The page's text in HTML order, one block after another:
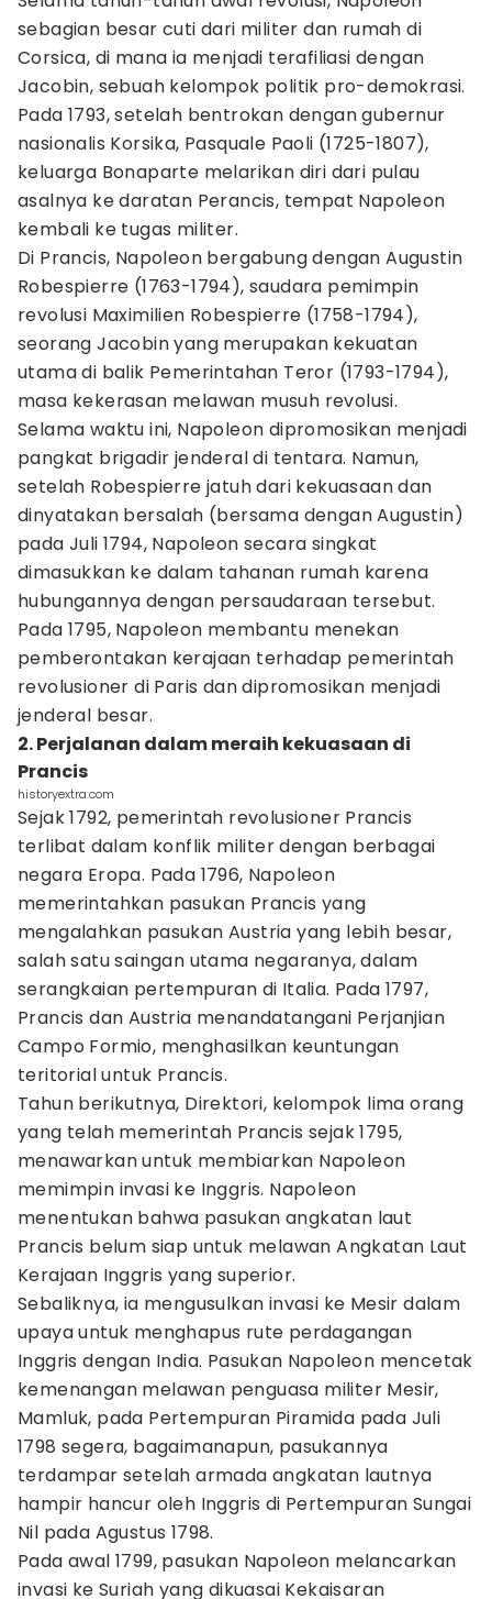
sebagian besar cuti dari militer dan rumah di
Corsica, di mana ia menjadi terafiliasi dengan
Jacobin, sebuah kelompok politik pro-demokrasi.
Pada 1793, setelah bentrokan dengan gubernur
nasionalis Korsika, Pasquale Paoli (1725-1807),
keluarga Bonaparte melarikan diri dari pulau
asalnya ke daratan Perancis, tempat Napoleon
kembali ke tugas militer.
Di Prancis, Napoleon bergabung dengan Augustin
Robespierre (1763-1794), saudara pemimpin
revolusi Maximilien Robespierre (1758-1794),
seorang Jacobin yang merupakan kekuatan
utama di balik Pemerintahan Teror (1793-1794),
masa kekerasan melawan musuh revolusi.
Selama waktu ini, Napoleon dipromosikan menjadi
pangkat brigadir jenderal di tentara. Namun,
setelah Robespierre jatuh dari kekuasaan dan
dinyatakan bersalah (bersama dengan Augustin)
pada Juli 1794, Napoleon secara singkat
dimasukkan ke dalam tahanan rumah karena
hubungannya dengan persaudaraan tersebut.
Pada 1795, Napoleon membantu menekan
pemberontakan kerajaan terhadap pemerintah
revolusioner di Paris dan dipromosikan menjadi
jenderal besar.
2. Perjalanan dalam meraih kekuasaan di
Prancis
historyextra.com
Sejak 1792, pemerintah revolusioner Prancis
terlibat dalam konflik militer dengan berbagai
negara Eropa. Pada 1796, Napoleon
memerintahkan pasukan Prancis yang
mengalahkan pasukan Austria yang lebih besar,
salah satu saingan utama negaranya, dalam
serangkaian pertempuran di Italia. Pada 1797,
Prancis dan Austria menandatangani Perjanjian
Campo Formio, menghasilkan keuntungan
teritorial untuk Prancis.
Tahun berikutnya, Direktori, kelompok lima orang
yang telah memerintah Prancis sejak 1795,
menawarkan untuk membiarkan Napoleon
memimpin invasi ke Inggris. Napoleon
menentukan bahwa pasukan angkatan laut
Prancis belum siap untuk melawan Angkatan Laut
Kerajaan Inggris yang superior.
Sebaliknya, ia mengusulkan invasi ke Mesir dalam
upaya untuk menghapus rute perdagangan
Inggris dengan India. Pasukan Napoleon mencetak
kemenangan melawan penguasa militer Mesir,
Mamluk, pada Pertempuran Piramida pada Juli
1798 segera, bagaimanapun, pasukannya
terdampar setelah armada angkatan lautnya
hampir hancur oleh Inggris di Pertempuran Sungai
Nil pada Agustus 1798.
Pada awal 1799, pasukan Napoleon melancarkan
invasi ke Suriah yang dikuasai Kekaisaran